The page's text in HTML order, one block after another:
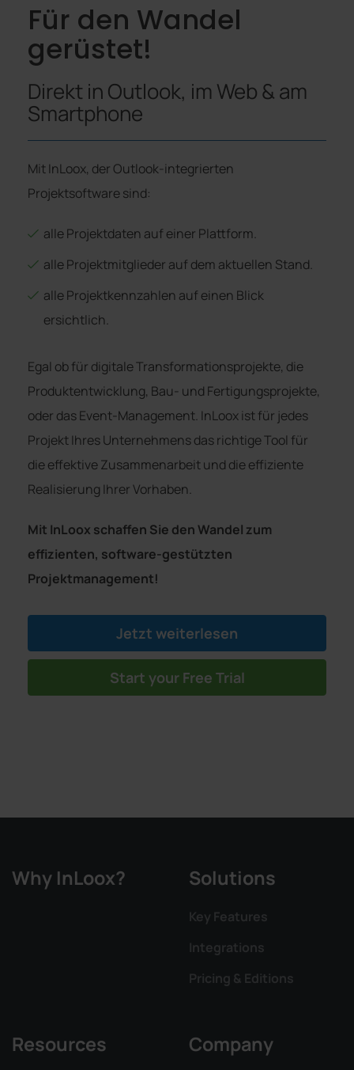
Für den Wandel
gerüstet!
Direkt in Outlook, im Web & am
Smartphone
Mit InLoox, der Outlook-integrierten
Projektsoftware sind:
alle Projektdaten auf einer Plattform.
alle Projektmitglieder auf dem aktuellen Stand.
alle Projektkennzahlen auf einen Blick
ersichtlich.
Egal ob für digitale Transformationsprojekte, die
Produktentwicklung, Bau- und Fertigungsprojekte,
oder das Event-Management. InLoox ist für jedes
Projekt Ihres Unternehmens das richtige Tool für
die effektive Zusammenarbeit und die effiziente
Realisierung Ihrer Vorhaben.
Mit InLoox schaffen Sie den Wandel zum
effizienten, software-gestützten
Projektmanagement!
Jetzt weiterlesen
Start your Free Trial
Why InLoox? Solutions
Key Features
Integrations
Pricing & Editions
Resources Company